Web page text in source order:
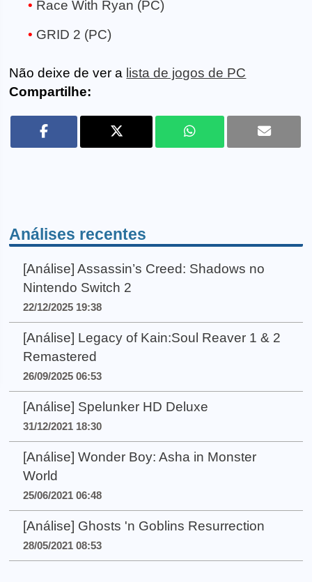
Race With Ryan (PC)
GRID 2 (PC)
Não deixe de ver a lista de jogos de PC
Compartilhe:
Análises recentes
[Análise] Assassin’s Creed: Shadows no
Nintendo Switch 2
22/12/2025 19:38
[Análise] Legacy of Kain:Soul Reaver 1 & 2
Remastered
26/09/2025 06:53
[Análise] Spelunker HD Deluxe
31/12/2021 18:30
[Análise] Wonder Boy: Asha in Monster
World
25/06/2021 06:48
[Análise] Ghosts 'n Goblins Resurrection
28/05/2021 08:53